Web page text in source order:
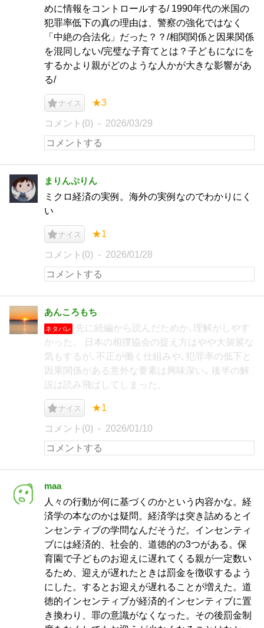
めに情報をコントロールする/ 1990年代の米国の
犯罪率低下の真の理由は、警察の強化ではなく
「中絶の合法化」だった？？/相関関係と因果関係
を混同しない/完璧な子育てとは？子どもになにを
するかより親がどのような人かが大きな影響があ
る/
ナイス ★3
コメント(0) 2026/03/29
まりんぷりん
ミクロ経済の実例。海外の実例なのでわかりにく
い
ナイス ★1
コメント(0) 2026/01/28
あんころもち
ネタバレ
先に続編から読んだためか､理解がしやす
かった。 日本の相撲協会の捉え方はやや大袈裟な
気もするが､不正が働く仕組みや､犯罪率の低下と
因果関係がある意外な要素は興味深い｡ 後半の解
説は読み飛ばしてしまった。
ナイス ★1
コメント(0) 2026/01/10
maa
人々の行動が何に基づくのかという内容かな。経
済学の本なのかは疑問。経済学は突き詰めるとイ
ンセンティブの学問なんだそうだ。インセンティ
ブには経済的、社会的、道徳的の3つがある。保
育園で子どものお迎えに遅れてくる親が一定数い
るため、迎えが遅れたときは罰金を徴収するよう
にした。するとお迎えが遅れることが増えた。道
徳的インセンティブが経済的インセンティブに置
き換わり、罪の意識がなくなった。その後罰金制